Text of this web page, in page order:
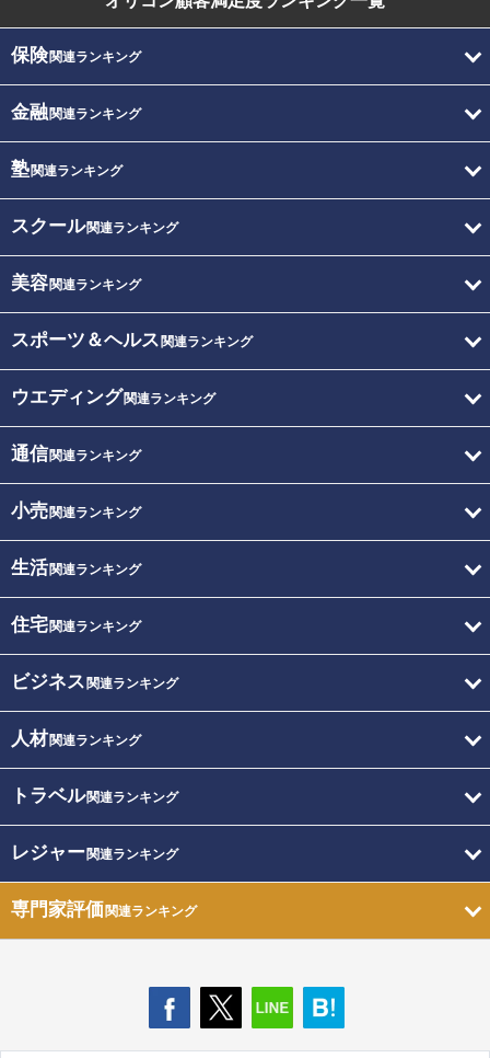
保険関連ランキング
金融関連ランキング
塾関連ランキング
スクール関連ランキング
美容関連ランキング
スポーツ＆ヘルス 関連ランキング
ウエディング関連ランキング
通信関連ランキング
小売関連ランキング
生活関連ランキング
住宅関連ランキング
ビジネス 関連ランキング
人材関連ランキング
トラベル関連ランキング
レジャー関連ランキング
専門家評価関連ランキング